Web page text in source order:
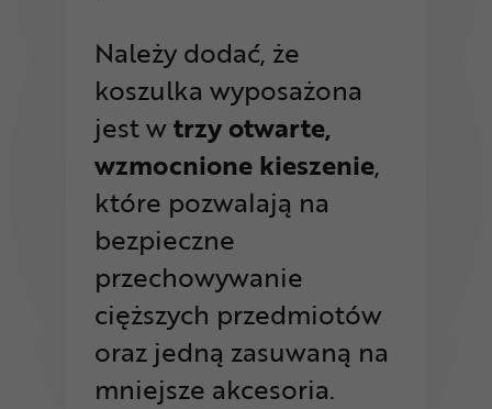
Należy dodać, że
koszulka wyposażona
jest wtrzy otwarte,
wzmocnione kieszenie,
które pozwalają na
bezpieczne
przechowywanie
cięższych przedmiotów
oraz jedną zasuwaną na
mniejsze akcesoria.